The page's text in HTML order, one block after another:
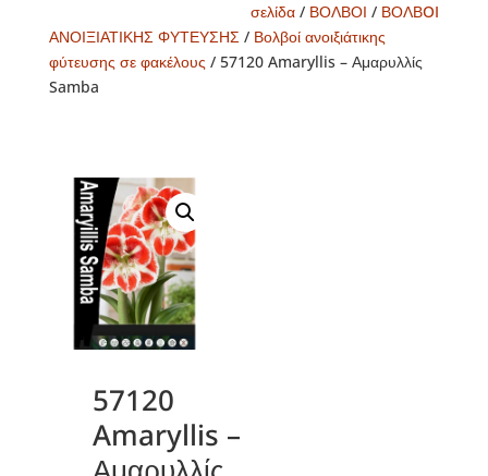
σελίδα / ΒΟΛΒΟΙ / ΒΟΛΒOI
ΑΝΟΙΞΙΑΤΙΚΗΣ ΦΥΤΕΥΣΗΣ/ Βολβοί ανοιξιάτικης
φύτευσης σε φακέλους / 57120 Amaryllis – Αμαρυλλίς
Samba
57120
Amaryllis –